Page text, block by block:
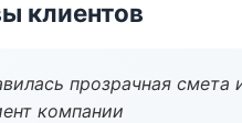
клиентов
прозрачная смета
компании